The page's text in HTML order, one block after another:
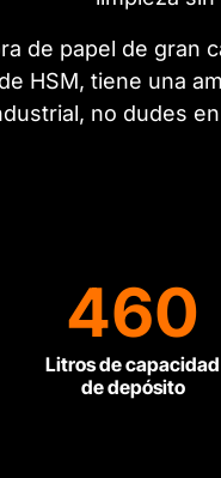
de papel de gran
HSM, tiene una
no dudes
460
Litros de capacidad
de depósito